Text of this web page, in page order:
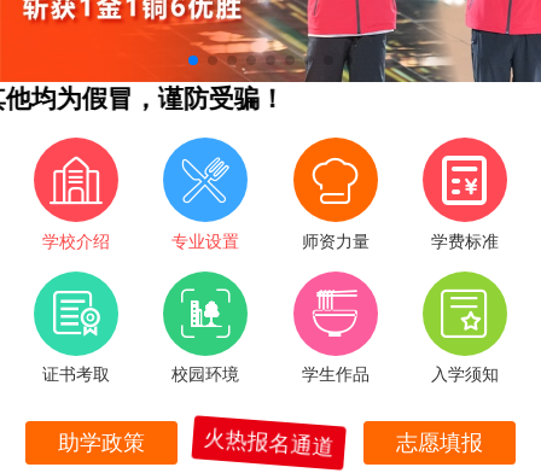
假冒，谨防受骗！
学校介绍 专业设置 师资力量 学费标准
证书考取 校园环境 学生作品 入学须知
助学政策 火热报名通道 志愿填报